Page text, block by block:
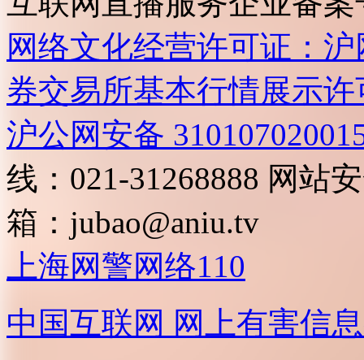
网络文化经营许可证：
券交易所基本行情展示许
沪公网安备
线：021-31268888 网站
箱： jubao@aniu.tv
上海网警网络110
中国互联网 网上有害信